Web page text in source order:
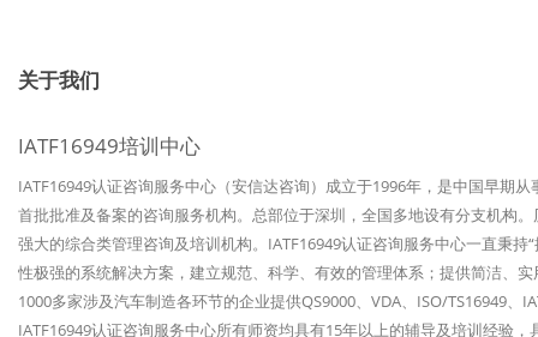
关于我们
IATF16949培训中心
IATF16949认证咨询服务中心（安信达咨询）成立于1996年，是中国早期
首批批准及备案的咨询服务机构。总部位于深圳，全国多地设有分支机构
强大的综合类管理咨询及培训机构。IATF16949认证咨询服务中心一直秉
性极强的系统解决方案，建立规范、科学、有效的管理体系；提供简洁、
1000多家涉及汽车制造各环节的企业提供QS9000、VDA、ISO/TS16949
IATF16949认证咨询服务中心所有师资均具有15年以上的辅导及培训经验